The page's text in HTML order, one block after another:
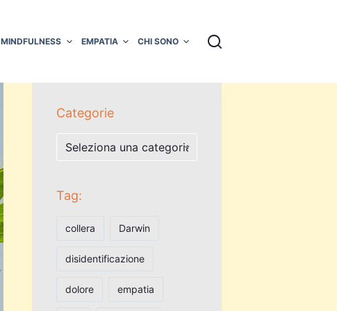
MINDFULNESS EMPATIA CHI SONO
Categorie
Categorie
Tag:
collera Darwin
disidentificazione
dolore empatia